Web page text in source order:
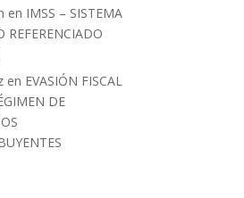
en IMSS – SISTEMA
REFERENCIADO
en EVASIÓN FISCAL
DE